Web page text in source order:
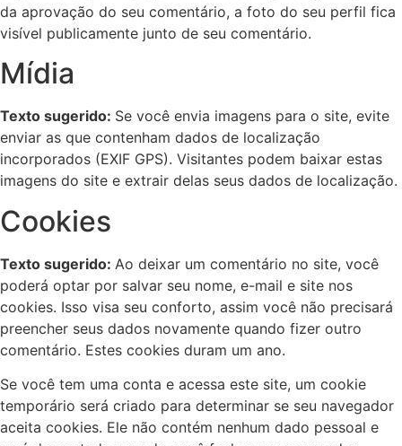
da aprovação do seu comentário, a foto do seu perfil fica
visível publicamente junto de seu comentário.
Mídia
Texto sugerido: Se você envia imagens para o site, evite
enviar as que contenham dados de localização
incorporados (EXIF GPS). Visitantes podem baixar estas
imagens do site e extrair delas seus dados de localização.
Cookies
Texto sugerido: Ao deixar um comentário no site, você
poderá optar por salvar seu nome, e-mail e site nos
cookies. Isso visa seu conforto, assim você não precisará
preencher seus dados novamente quando fizer outro
comentário. Estes cookies duram um ano.
Se você tem uma conta e acessa este site, um cookie
temporário será criado para determinar se seu navegador
aceita cookies. Ele não contém nenhum dado pessoal e